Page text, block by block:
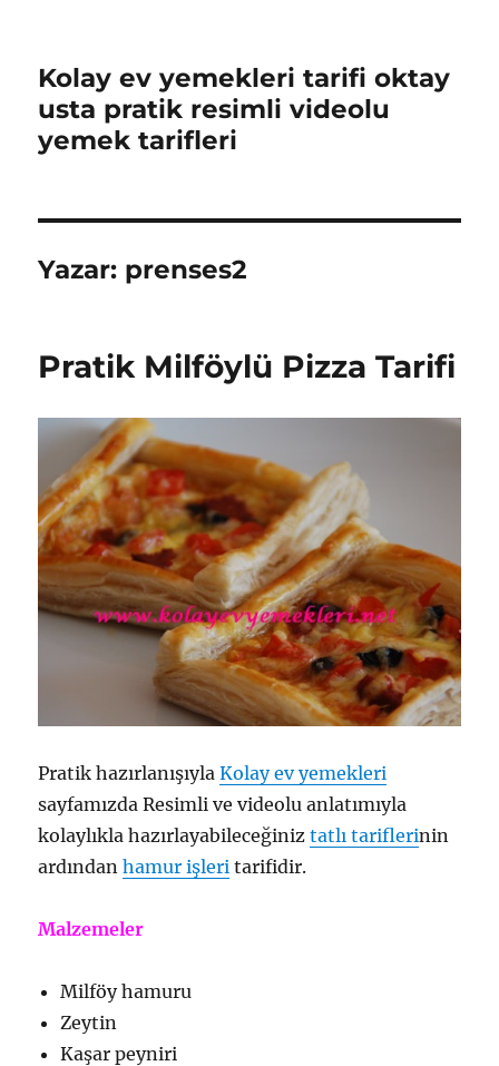
Kolay ev yemekleri tarifi oktay
usta pratik resimli videolu
yemek tarifleri
Yazar: prenses2
Pratik Milföylü Pizza Tarifi
Pratik hazırlanışıylaKolay ev yemekleri
sayfamızda Resimli ve videolu anlatımıyla
kolaylıkla hazırlayabileceğiniztatlı tariflerinin
ardındanhamur işleri tarifidir.
Malzemeler
Milföy hamuru
Zeytin
Kaşar peyniri